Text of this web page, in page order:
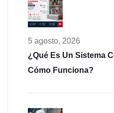
5 agosto, 2026
¿Qué Es Un Sistema
Cómo Funciona?